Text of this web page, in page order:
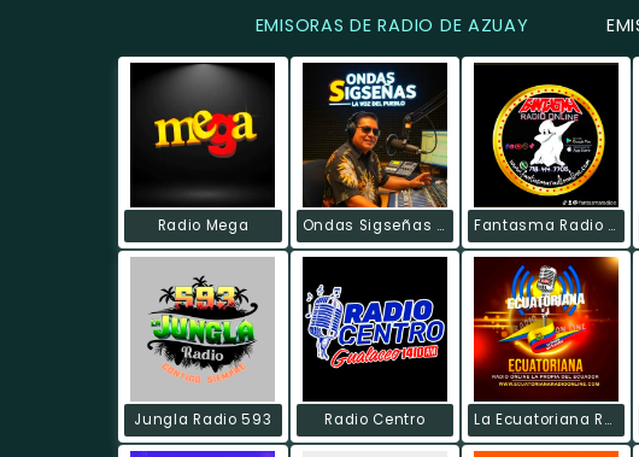
EMISORAS DE RADIO DE AZUAY
Radio Mega Ondas Sigseñas Radio Fantasma Radio Online
Jungla Radio 593 Radio Centro La Ecuatoriana Radio On Line